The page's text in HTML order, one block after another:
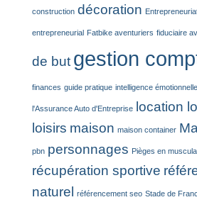
construction décoration
entrepreneurial Fatbike aventuriers fiduciaire
de but gestion
finances guide pratique intelligence émotionnelle
l'Assurance Auto d'Entreprise
location
loisirs maison maison container
pbn personnages Pièges en
récupération sportive
naturel
référencement seo Stade de